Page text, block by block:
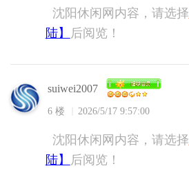
沈阳休闲网内容，请选择
陆】
后阅览！
suiwei2007
6 楼 2026/5/17 9:57:00
沈阳休闲网内容，请选择
陆】
后阅览！